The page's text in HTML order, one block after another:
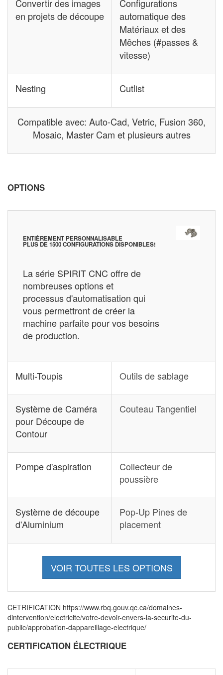
Convertir des images
en projets de découpe
Configurations
automatique des
Matériaux et des
Mêches (#passes &
vitesse)
Nesting Cutlist
Compatible avec: Auto-Cad, Vetric, Fusion 360,
Mosaic, Master Cam et plusieurs autres
OPTIONS
ENTIÈREMENT PERSONNALISABLE
PLUS DE 1500 CONFIGURATIONS DISPONIBLES!
La série SPIRIT CNC offre de
nombreuses options et
processus d'automatisation qui
vous permettront de créer la
machine parfaite pour vos besoins
de production.
Multi-Toupis Outils de sablage
Système de Caméra
pour Découpe de
Contour
Couteau Tangentiel
Pompe d'aspiration
Collecteur de
poussière
Système de découpe
d'Aluminium
Pop-Up Pines de
placement
VOIR TOUTES LES OPTIONS
CETRIFICATION https://www.rbq.gouv.qc.ca/domaines-
dintervention/electricite/votre-devoir-envers-la-securite-du-
public/approbation-dappareillage-electrique/
CERTIFICATION ÉLECTRIQUE